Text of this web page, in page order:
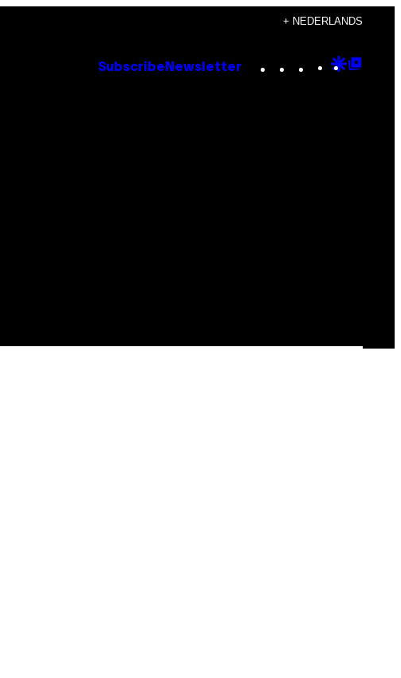
+ NEDERLANDS
Subscribe Newsletter Instagram
TikTok
YouTube
Google